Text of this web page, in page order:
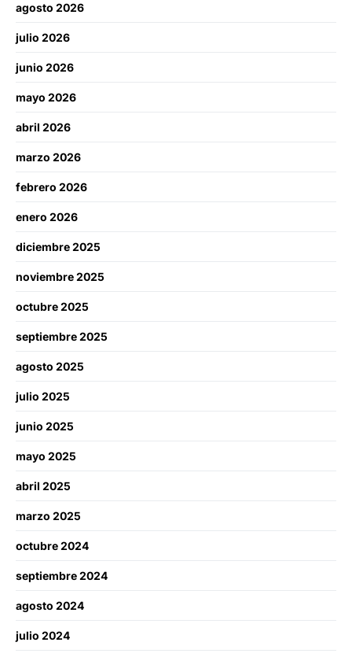
agosto 2026
julio 2026
junio 2026
mayo 2026
abril 2026
marzo 2026
febrero 2026
enero 2026
diciembre 2025
noviembre 2025
octubre 2025
septiembre 2025
agosto 2025
julio 2025
junio 2025
mayo 2025
abril 2025
marzo 2025
octubre 2024
septiembre 2024
agosto 2024
julio 2024